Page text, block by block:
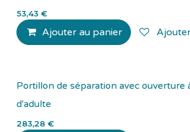
53,43 €
Ajouter au panier
Portillon de séparation avec ouverture
d'adulte
283,28 €